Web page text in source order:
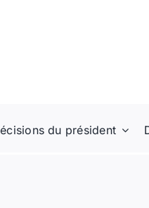
du président